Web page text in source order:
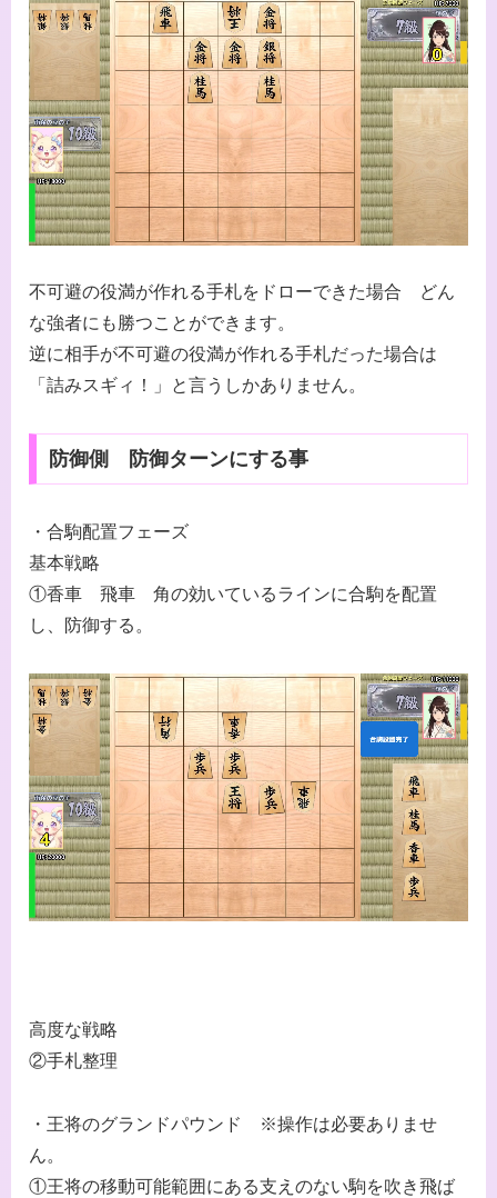
不可避の役満が作れる手札をドローできた場合 どん
な強者にも勝つことができます。
逆に相手が不可避の役満が作れる手札だった場合は
「詰みスギィ！」と言うしかありません。
防御側 防御ターンにする事
・合駒配置フェーズ
基本戦略
①香車 飛車 角の効いているラインに合駒を配置
し、防御する。
高度な戦略
②手札整理
・王将のグランドパウンド ※操作は必要ありませ
ん。
①王将の移動可能範囲にある支えのない駒を吹き飛ば